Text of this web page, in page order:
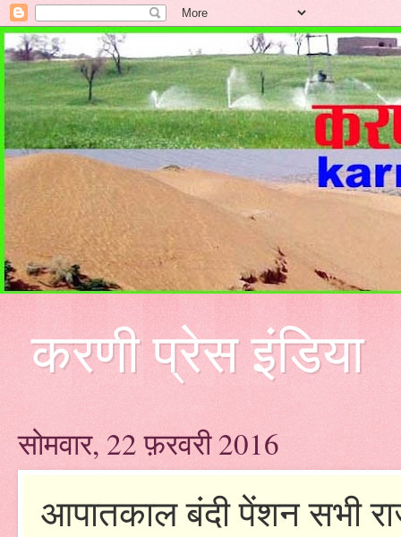
करणी प्रेस इंडिया
सोमवार, 22 फ़रवरी 2016
आपातकाल बंदी पेंशन सभी